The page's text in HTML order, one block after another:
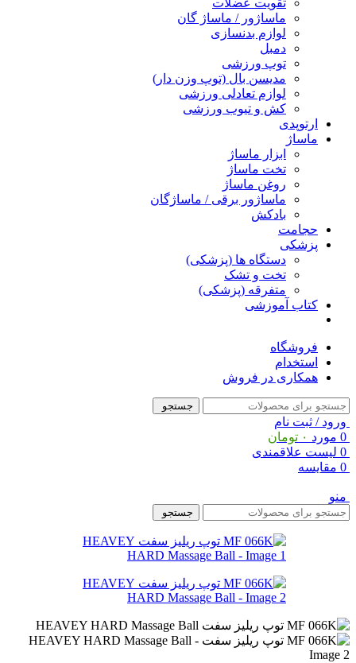
تقویت عضلات
ماساژور / ماساژ گان
لوازم بدنسازی
دمبل
توپ ورزشی
مدیسن بال (توپ وزن دار)
لوازم تعادلی ورزشی
کش و تیوب ورزشی
ارتوپدی
ماساژ
ابزار ماساژ
تخت ماساژ
روغن ماساژ
ماساژور برقی / ماساژگان
بادکش
حجامت
پزشکی
دستگاه ها (پزشکی)
تخت و تشک
متفرقه (پزشکی)
کتاب آموزشی
فروشگاه
استخدام
همکاری در فروش
جستجو
ورود / ثبت نام
0 مورد ۰ تومان
0 لیست علاقمندی
0 مقایسه
منو
جستجو